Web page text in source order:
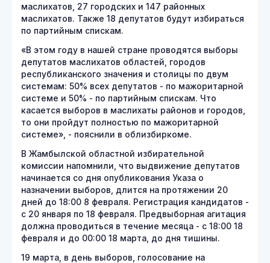
маслихатов, 27 городских и 147 районных
маслихатов. Также 18 депутатов будут избираться
по партийным спискам.
«В этом году в нашей стране проводятся выборы
депутатов маслихатов областей, городов
республиканского значения и столицы по двум
системам: 50% всех депутатов - по мажоритарной
системе и 50% - по партийным спискам. Что
касается выборов в маслихаты районов и городов,
то они пройдут полностью по мажоритарной
системе», - пояснили в облизбиркоме.
В Жамбылской областной избирательной
комиссии напомнили, что выдвижение депутатов
начинается со дня опубликования Указа о
назначении выборов, длится на протяжении 20
дней до 18:00 8 февраля. Регистрация кандидатов -
с 20 января по 18 февраля. Предвыборная агитация
должна проводиться в течение месяца - с 18:00 18
февраля и до 00:00 18 марта, до дня тишины.
19 марта, в день выборов, голосование на